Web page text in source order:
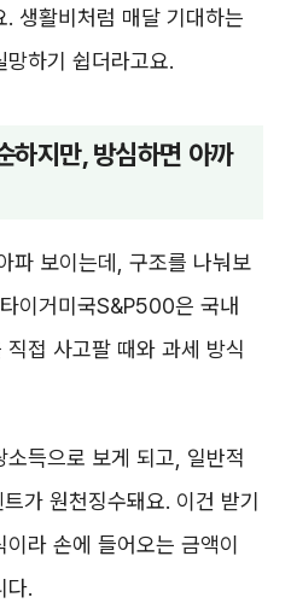
생활비처럼 매달 기대하는
하기 쉽더라고요.
하지만, 방심하면 아까
파 보이는데, 구조를 나눠보
이거미국S&P500은 국내
접 사고팔 때와 과세 방식
득으로 보게 되고, 일반적
가 원천징수돼요. 이건 받기
라 손에 들어오는 금액이
다.